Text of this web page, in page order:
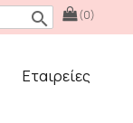
(0)
search
Εταιρείες